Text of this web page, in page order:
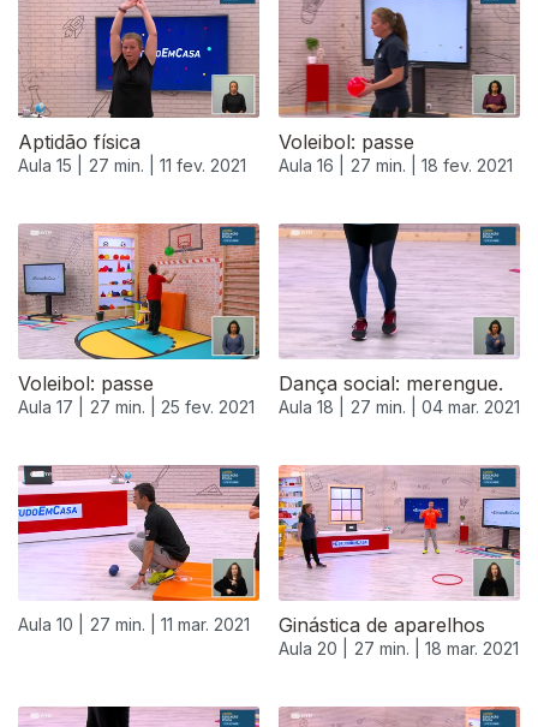
Aptidão física
Aula 15 | 27 min. | 11 fev. 2021
Voleibol: passe
Aula 16 | 27 min. | 18 fev. 2021
Voleibol: passe
Aula 17 | 27 min. | 25 fev. 2021
Dança social: merengue.
Aula 18 | 27 min. | 04 mar. 2021
Aula 10 | 27 min. | 11 mar. 2021 Ginástica de aparelhos
Aula 20 | 27 min. | 18 mar. 2021